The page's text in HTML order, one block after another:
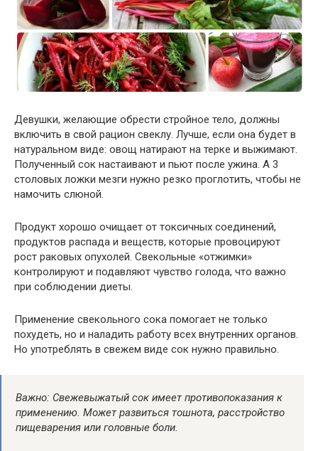
Девушки, желающие обрести стройное тело, должны
включить в свой рацион свеклу. Лучше, если она будет в
натуральном виде: овощ натирают на терке и выжимают.
Полученный сок настаивают и пьют после ужина. А 3
столовых ложки мезги нужно резко проглотить, чтобы не
намочить слюной.
Продукт хорошо очищает от токсичных соединений,
продуктов распада и веществ, которые провоцируют
рост раковых опухолей. Свекольные «отжимки»
контролируют и подавляют чувство голода, что важно
при соблюдении диеты.
Применение свекольного сока помогает не только
похудеть, но и наладить работу всех внутренних органов.
Но употреблять в свежем виде сок нужно правильно.
Важно: Свежевыжатый сок имеет противопоказания к
применению. Может развиться тошнота, расстройство
пищеварения или головные боли.